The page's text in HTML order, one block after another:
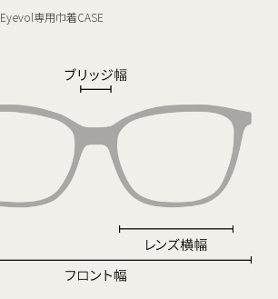
Eyevol専用巾着CASE